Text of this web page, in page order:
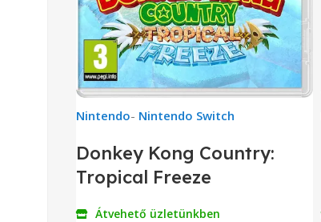
Nintendo- Nintendo Switch
Donkey Kong Country:
Tropical Freeze
Átvehető üzletünkben